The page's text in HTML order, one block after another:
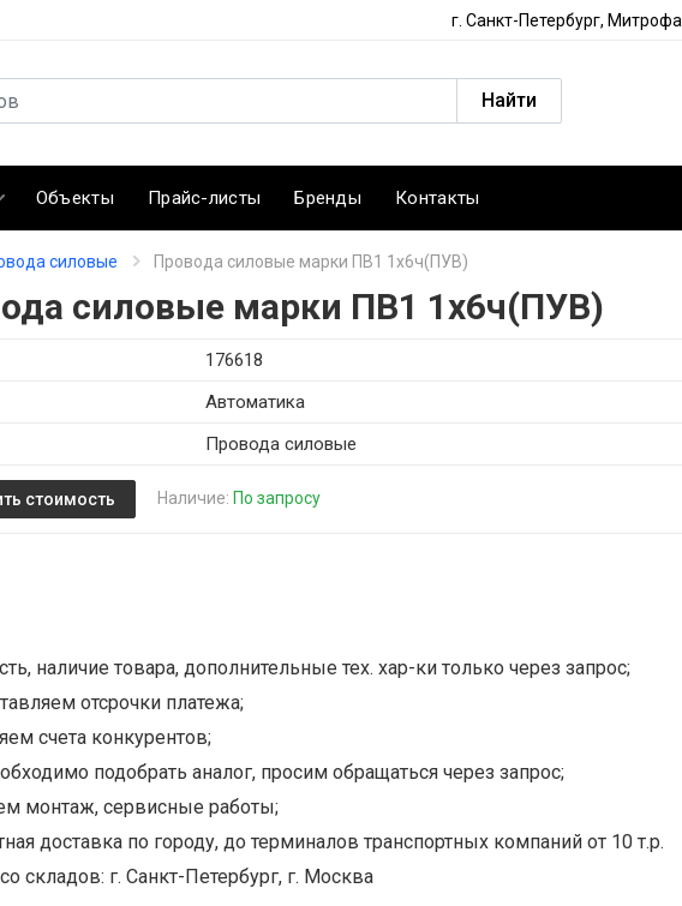
г. Санкт-Петербург,
Найти
Объекты Прайс-листы Бренды Контакты
силовые Провода силовые марки ПВ1 1х6ч(ПУВ)
силовые марки ПВ1 1х6ч(ПУВ)
176618
Автоматика
Провода силовые
стоимость Наличие: По запросу
наличие товара, дополнительные тех. хар-ки только через запрос;
отсрочки платежа;
счета конкурентов;
подобрать аналог, просим обращаться через запрос;
монтаж, сервисные работы;
доставка по городу, до терминалов транспортных компаний от 10 т.р.
складов: г. Санкт-Петербург, г. Москва